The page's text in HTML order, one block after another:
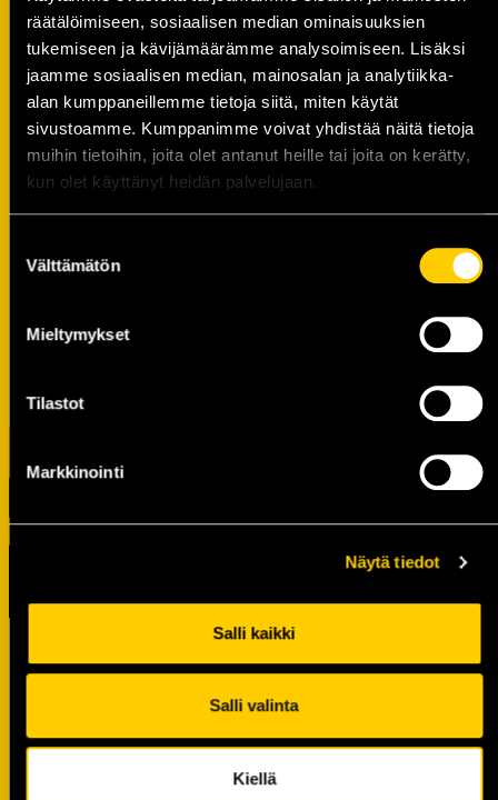
räätälöimiseen, sosiaalisen median ominaisuuksien
tukemiseen ja kävijämäärämme analysoimiseen. Lisäksi
jaamme sosiaalisen median, mainosalan ja analytiikka-
alan kumppaneillemme tietoja siitä, miten käytät
sivustoamme. Kumppanimme voivat yhdistää näitä tietoja
muihin tietoihin, joita olet antanut heille tai joita on kerätty,
kun olet käyttänyt heidän palvelujaan.
valinta
Välttämätön
Mieltymykset
Tilastot
Markkinointi
Näytä tiedot
Salli kaikki
Salli valinta
Kiellä
Kesän aikana tapahtumissa vierailee KalPan
Liiga-joukkueen pelaajia sekä KalPa-maskotti
Ruusteri.
Pihapeleihin tulee ilmoittautua etukäteen.
Ilmoittautuminen tehdään kerran, jonka jälkeen
voi osallistua kesän ajan kaikkiin tapahtumiin.
Ilmoittaudu mukaan täällä!
OP
Pohjois-Savo
Kuopion Energiasekä
TUOREIMMAT UUTISET
Raportti: KalPa kaatoi Jukurit
voittolaukauskisan jälkeen
KalPan kapteenisto Liiga-kaudelle
2026–2027 on valittu